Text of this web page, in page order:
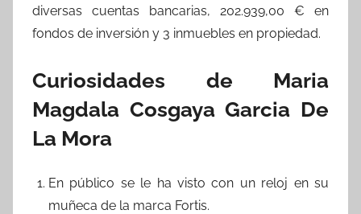
diversas cuentas bancarias, 202.939,00 € en
fondos de inversión y 3 inmuebles en propiedad.
Curiosidades de Maria
Magdala Cosgaya Garcia De
La Mora
En público se le ha visto con un reloj en su
muñeca de la marca Fortis.